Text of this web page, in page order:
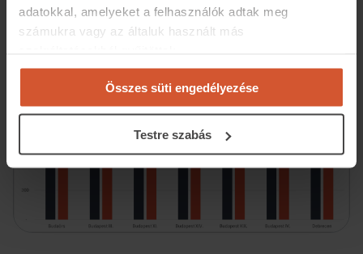
adatokkal, amelyeket a felhasználók adtak meg
számukra vagy az általuk használt más
Összes süti engedélyezése
Testre szabás